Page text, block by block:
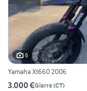
6
Yamaha Xt660 2006
3.000 €Giarre(CT)